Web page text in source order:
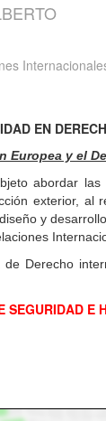
EN
Europea y el
abordar
exterior,
y
Derecho
E